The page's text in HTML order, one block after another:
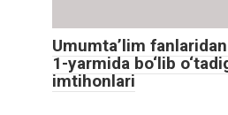
Umumta’lim
1-yarmida bo‘lib
imtihonlari